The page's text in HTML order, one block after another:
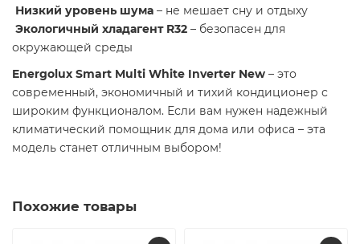
Низкий уровень шума – не мешает сну и отдыху
Экологичный хладагент R32 – безопасен для
окружающей среды
Energolux Smart Multi White Inverter New – это
современный, экономичный и тихий кондиционер с
широким функционалом. Если вам нужен надежный
климатический помощник для дома или офиса – эта
модель станет отличным выбором!
Похожие товары